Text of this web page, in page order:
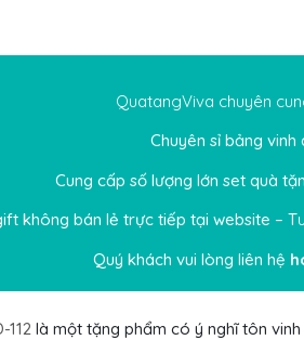
QuatangViva chuyên
Chuyên sỉ bảng
Cung cấp số lượng lớn set quà
không bán lẻ trực tiếp tại website – T
Quý khách vui lòng liên hệ
là một tặng phẩm có ý nghĩ tôn